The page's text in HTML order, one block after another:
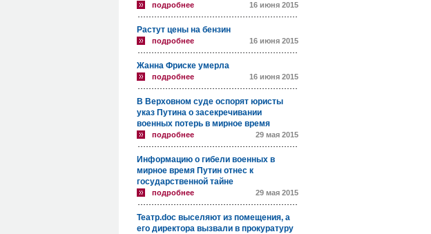
подробнее 16 июня 2015
Растут цены на бензин
подробнее 16 июня 2015
Жанна Фриске умерла
подробнее 16 июня 2015
В Верховном суде оспорят юристы
указ Путина о засекречивании
военных потерь в мирное время
подробнее 29 мая 2015
Информацию о гибели военных в
мирное время Путин отнес к
государственной тайне
подробнее 29 мая 2015
Театр.doc выселяют из помещения, а
его директора вызвали в прокуратуру